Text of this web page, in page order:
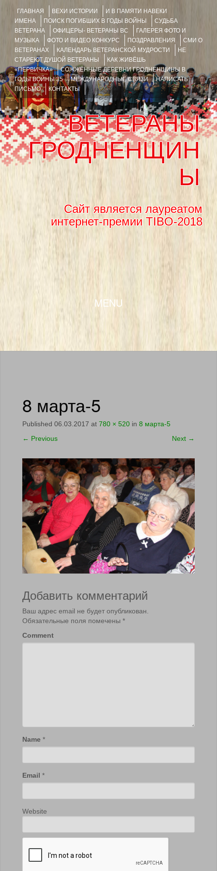
ГЛАВНАЯ ВЕХИ ИСТОРИИ
И В ПАМЯТИ НАВЕКИ
ИМЕНА
ПОИСК ПОГИБШИХ В ГОДЫ ВОЙНЫ
СУДЬБА
ВЕТЕРАНА
ОФИЦЕРЫ- ВЕТЕРАНЫ ВС
ГАЛЕРЕЯ ФОТО И
МУЗЫКА
ФОТО И ВИДЕО КОНКУРС ПОЗДРАВЛЕНИЯ
СМИ О
ВЕТЕРАНАХ
КАЛЕНДАРЬ ВЕТЕРАНСКОЙ МУДРОСТИ
НЕ
СТАРЕЮТ ДУШОЙ ВЕТЕРАНЫ
КАК ЖИВЁШЬ
«ПЕРВИЧКА»
СОЖЖЁННЫЕ ДЕРЕВНИ ГРОДНЕНЩИНЫ В
ГОДЫ ВОЙНЫ 35
МЕЖДУНАРОДНЫЕ СВЯЗИ
НАПИСАТЬ
ПИСЬМО
КОНТАКТЫ
ВЕТЕРАНЫ
ГРОДНЕНЩИН
Ы
Сайт является лауреатом
интернет-премии TIBO-2018
MENU
SKIP TO CONTENT
8 марта-5
Published 06.03.2017 at 780 × 520 in 8 марта-5
← Previous Next →
Добавить комментарий
Ваш адрес email не будет опубликован.
Обязательные поля помечены *
Comment
Name *
Email *
Website